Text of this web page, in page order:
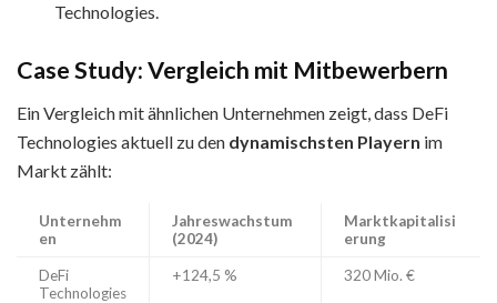
Technologies.
Case Study: Vergleich mit Mitbewerbern
Ein Vergleich mit ähnlichen Unternehmen zeigt, dass DeFi
Technologies aktuell zu den dynamischsten Playern im
Markt zählt:
Unternehm
en
Jahreswachstum
(2024)
Marktkapitalisi
erung
DeFi
Technologies
+124,5 % 320 Mio. €